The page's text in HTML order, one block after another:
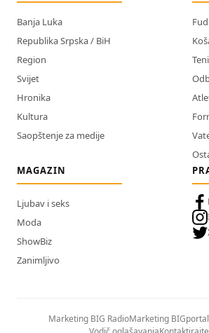
Banja Luka
Republika Srpska / BiH
Region
Svijet
Hronika
Kultura
Saopštenje za medije
MAGAZIN
Ljubav i seks
Moda
ShowBiz
Zanimljivo
Marketing BIG RadioMarketing